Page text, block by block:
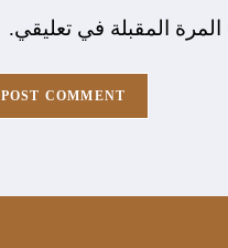
المقبلة في تعليقي.